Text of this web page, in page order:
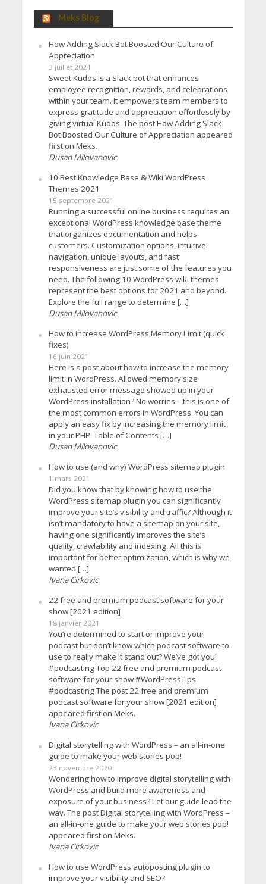
Meks Blog
How Adding Slack Bot Boosted Our Culture of
Appreciation
3 juillet 2024
Sweet Kudos is a Slack bot that enhances
employee recognition, rewards, and celebrations
within your team. It empowers team members to
express gratitude and appreciation effortlessly by
giving virtual Kudos. The post How Adding Slack
Bot Boosted Our Culture of Appreciation appeared
first on Meks.
Dusan Milovanovic
10 Best Knowledge Base & Wiki WordPress
Themes 2021
15 septembre 2021
Running a successful online business requires an
exceptional WordPress knowledge base theme
that organizes documentation and helps
customers. Customization options, intuitive
navigation, unique layouts, and fast
responsiveness are just some of the features you
need. The following 10 WordPress wiki themes
represent the best options for 2021 and beyond.
Explore the full range to determine […]
Dusan Milovanovic
How to increase WordPress Memory Limit (quick
fixes)
16 juin 2021
Here is a post about how to increase the memory
limit in WordPress. Allowed memory size
exhausted error message showed up in your
WordPress installation? No worries – this is one of
the most common errors in WordPress. You can
apply an easy fix by increasing the memory limit
in your PHP. Table of Contents […]
Dusan Milovanovic
How to use (and why) WordPress sitemap plugin
1 mars 2021
Did you know that by knowing how to use the
WordPress sitemap plugin you can significantly
improve your site’s visibility and traffic? Although it
isn’t mandatory to have a sitemap on your site,
having one significantly improves the site’s
quality, crawlability and indexing. All this is
important for better optimization, which is why we
wanted […]
Ivana Cirkovic
22 free and premium podcast software for your
show [2021 edition]
18 janvier 2021
You’re determined to start or improve your
podcast but don’t know which podcast software to
use to really make it stand out? We’ve got you!
#podcasting Top 22 free and premium podcast
software for your show #WordPressTips
#podcasting The post 22 free and premium
podcast software for your show [2021 edition]
appeared first on Meks.
Ivana Cirkovic
Digital storytelling with WordPress – an all-in-one
guide to make your web stories pop!
23 novembre 2020
Wondering how to improve digital storytelling with
WordPress and build more awareness and
exposure of your business? Let our guide lead the
way. The post Digital storytelling with WordPress –
an all-in-one guide to make your web stories pop!
appeared first on Meks.
Ivana Cirkovic
How to use WordPress autoposting plugin to
improve your visibility and SEO?